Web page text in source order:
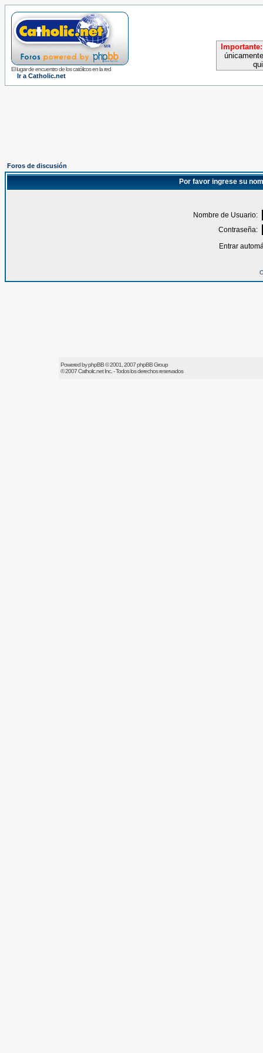
El lugar de encuentro de los católicos en la red
Ir a Catholic.net
Importante:
Foros de discusión
Por favor ingrese su
Nombre de Usuario:
Contraseña:
Entrar
Powered byphpBB© 2001, 2007 phpBB Group
© 2007Catholic.netInc. - Todos los derechos reservados